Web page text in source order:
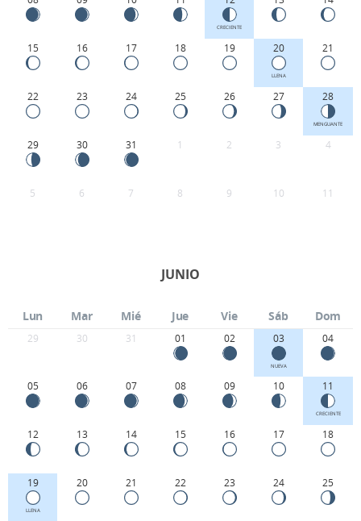
CRECIENTE
15 16 17 18 19 20
LLENA
21
22 23 24 25 26 27 28
MENGUANTE
29 30 31 1 2 3 4
5 6 7 8 9 10 11
JUNIO
Lun Mar Mié Jue Vie Sáb Dom
29 30 31 01 02 03
NUEVA
04
05 06 07 08 09 10 11
CRECIENTE
12 13 14 15 16 17 18
19
LLENA
20 21 22 23 24 25